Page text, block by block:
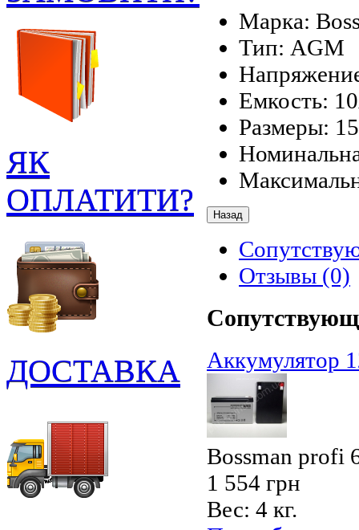
Марка:
Тип: AGM
Емкость:
Размеры:
Отзывы (0)
Аккумулятор
Bossman profi
1 554 грн
Вес: 4 кг.
ЯК
ОПЛАТИТИ?
ДОСТАВКА